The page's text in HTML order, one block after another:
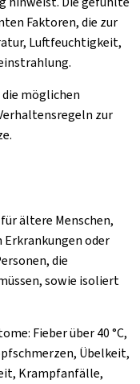
Faktoren, die zur
Luftfeuchtigkeit,
möglichen
zur
ältere Menschen,
oder
die
sowie isoliert
Fieber über 40 °C,
Übelkeit,
Krampfanfälle,